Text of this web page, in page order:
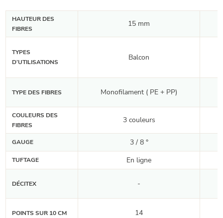
initial
était :
8,10€.
actuel
est :
6,50€.
HAUTEUR DES
FIBRES
15 mm
TYPES
D’UTILISATIONS
Balcon
TYPE DES FIBRES Monofilament ( PE + PP)
COULEURS DES
FIBRES
3 couleurs
GAUGE 3 / 8 °
TUFTAGE En ligne
DÉCITEX -
POINTS SUR 10 CM 14